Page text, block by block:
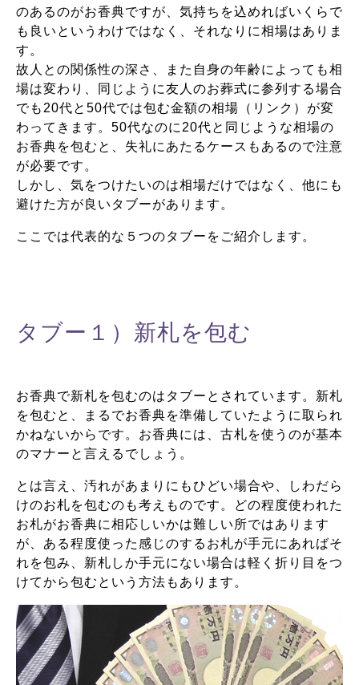
のあるのがお香典ですが、気持ちを込めればいくらで
も良いというわけではなく、それなりに相場はありま
す。
故人との関係性の深さ、また自身の年齢によっても相
場は変わり、同じように友人のお葬式に参列する場合
でも20代と50代では包む金額の相場（リンク）が変
わってきます。50代なのに20代と同じような相場の
お香典を包むと、失礼にあたるケースもあるので注意
が必要です。
しかし、気をつけたいのは相場だけではなく、他にも
避けた方が良いタブーがあります。
ここでは代表的な５つのタブーをご紹介します。
タブー１）新札を包む
お香典で新札を包むのはタブーとされています。新札
を包むと、まるでお香典を準備していたように取られ
かねないからです。お香典には、古札を使うのが基本
のマナーと言えるでしょう。
とは言え、汚れがあまりにもひどい場合や、しわだら
けのお札を包むのも考えものです。どの程度使われた
お札がお香典に相応しいかは難しい所ではあります
が、ある程度使った感じのするお札が手元にあればそ
れを包み、新札しか手元にない場合は軽く折り目をつ
けてから包むという方法もあります。